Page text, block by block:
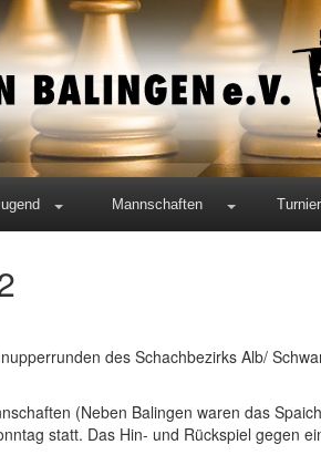
Mannschaften
des Schachbezirks Alb/
(Neben Balingen waren das
statt. Das Hin- und Rückspiel gegen